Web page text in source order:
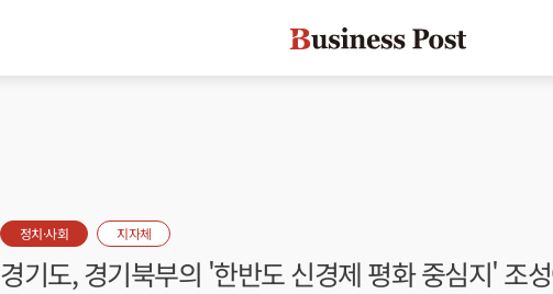
정치·사회 지자체
경기도, 경기북부의 '한반도 신경제 평화 중심지' 조